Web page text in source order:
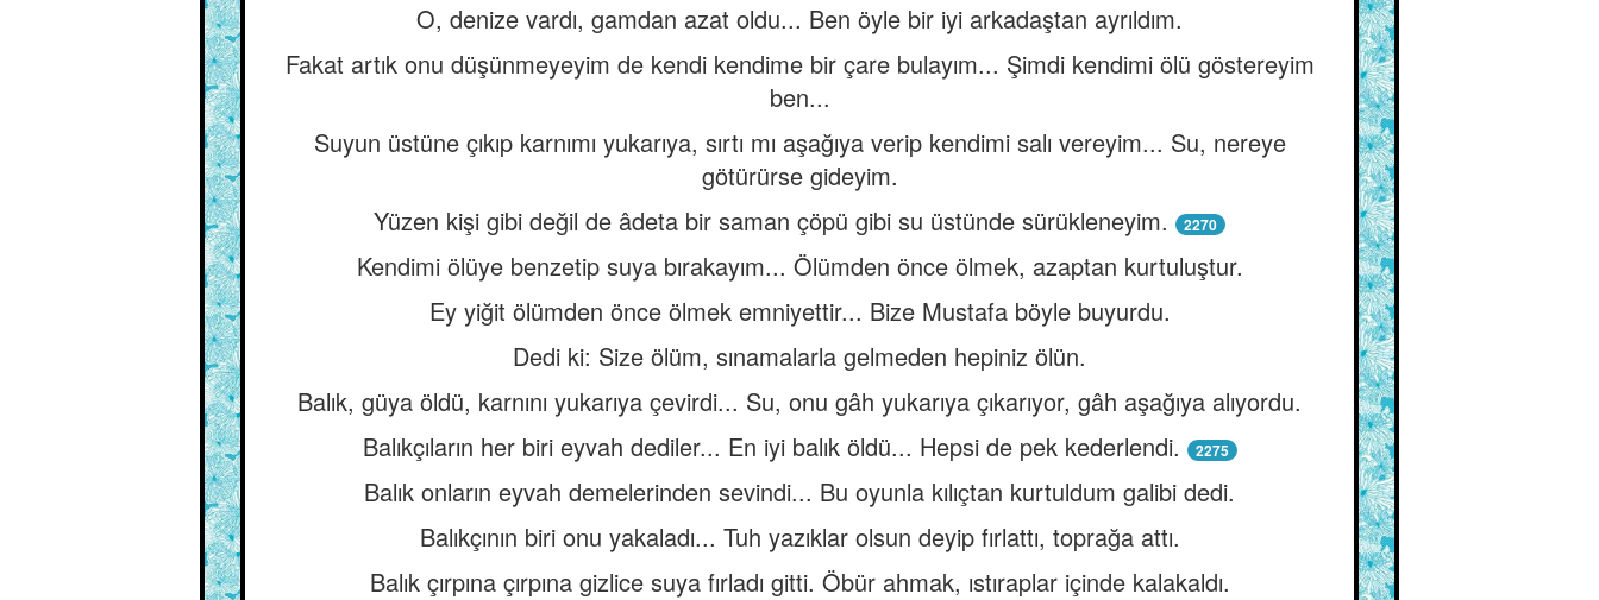
O, denize vardı, gamdan azat oldu... Ben öyle bir iyi arkadaştan ayrıldım.
Fakat artık onu düşünmeyeyim de kendi kendime bir çare bulayım... Şimdi kendimi ölü göstereyim
ben...
Suyun üstüne çıkıp karnımı yukarıya, sırtı mı aşağıya verip kendimi salı vereyim... Su, nereye
götürürse gideyim.
Yüzen kişi gibi değil de âdeta bir saman çöpü gibi su üstünde sürükleneyim.
2270
Kendimi ölüye benzetip suya bırakayım... Ölümden önce ölmek, azaptan kurtuluştur.
Ey yiğit ölümden önce ölmek emniyettir... Bize Mustafa böyle buyurdu.
Dedi ki: Size ölüm, sınamalarla gelmeden hepiniz ölün.
Balık, güya öldü, karnını yukarıya çevirdi... Su, onu gâh yukarıya çıkarıyor, gâh aşağıya alıyordu.
Balıkçıların her biri eyvah dediler... En iyi balık öldü... Hepsi de pek kederlendi.
2275
Balık onların eyvah demelerinden sevindi... Bu oyunla kılıçtan kurtuldum galibi dedi.
Balıkçının biri onu yakaladı... Tuh yazıklar olsun deyip fırlattı, toprağa attı.
Balık çırpına çırpına gizlice suya fırladı gitti. Öbür ahmak, ıstıraplar içinde kalakaldı.